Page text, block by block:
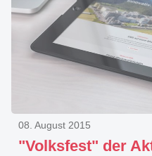
"Volksfest" der
08. August 2015